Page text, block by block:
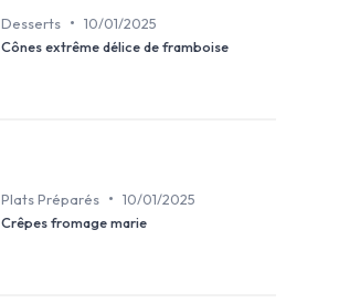
Desserts • 10/01/2025
Cônes extrême délice de framboise
Plats Préparés • 10/01/2025
Crêpes fromage marie